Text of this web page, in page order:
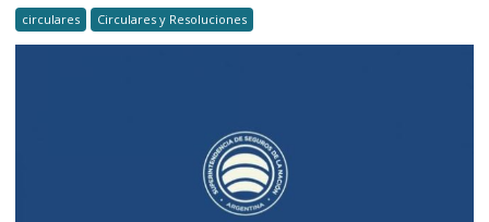
circulares Circulares y Resoluciones